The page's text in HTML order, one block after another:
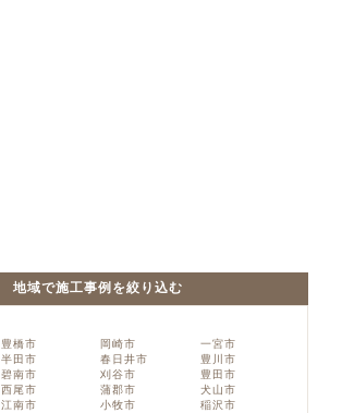
地域で施工事例を絞り込む
豊橋市 岡崎市
一宮市
半田市 春日井市
豊川市
碧南市 刈谷市
豊田市
西尾市 蒲郡市
犬山市
江南市 小牧市
稲沢市